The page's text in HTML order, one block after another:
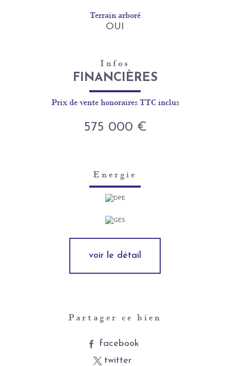
Terrain arboré
OUI
Infos
FINANCIÈRES
Prix de vente honoraires TTC inclus
575 000 €
Energie
voir le détail
Partager ce bien
facebook
twitter